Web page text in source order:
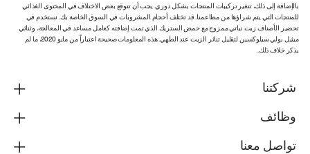
بالإضافة إلى ذلك، تتغير تركيبات المنتجات بشكل دوري. يجب أن تتوقع بعض الاختلاف في المحتوى الغذائي
للمنتجات التي يتم شراؤها من مطاعمنا. قد تختلف أحجام المشروبات في السوق الخاصة بك. نستخدم في
تحضير الأصناف زيت نباتي ممزوج مع حمض الستريك الذي تمت إضافته كعامل مساعد في المعالجة، وثنائي
ميثيل بولي سيلوكسين لتقليل تناثر الزيت عند الطهي. هذه المعلومات صحيحة اعتباراً من مايو 2020، ما لم
يذكر خلاف ذلك.
شركتنا
وظائف
تواصل معنا